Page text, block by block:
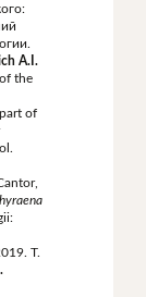
A.I.
the
of
Т.